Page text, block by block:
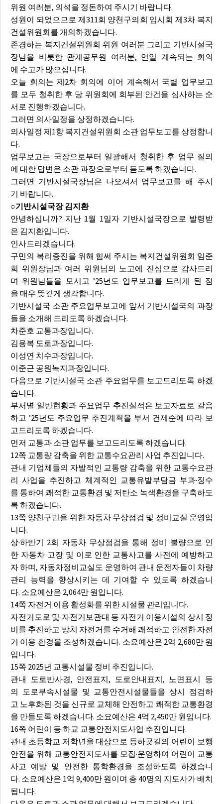
위원 여러분, 의석을 정돈하여 주시기 바랍니다.
성원이 되었으므로 제311회 양천구의회 임시회 제3차 복지
건설위원회를 개의하겠습니다.
존경하는 복지건설위원회 위원 여러분 그리고 기반시설국
장님을 비롯한 관계공무원 여러분, 연일 계속되는 회의
에 수고가 많으십니다.
오늘 회의는 제2차 회의에 이어 계속해서 국별 업무보고
를 모두 청취한 후 당 위원회에 회부된 안건을 심사하는 순
서로 진행하겠습니다.
그러면 의사일정을 상정하겠습니다.
의사일정 제1항 복지건설위원회 소관 업무보고를 상정합니
다.
업무보고는 국장으로부터 일괄해서 청취한 후 업무 질의
에 대한 답변은 소관 과장으로부터 듣도록 하겠습니다.
그러면 기반시설국장님은 나오셔서 업무보고를 해 주시
기 바랍니다.
○기반시설국장 김지환
안녕하십니까? 지난 1월 1일자 기반시설국장으로 발령받
은 김지환입니다.
인사드리겠습니다.
구민의 복리증진을 위해 힘써 주시는 복지건설위원회 임준
희 위원장님과 여러 위원님의 노고에 진심으로 감사드리
며 위원님들을 모시고 ’25년도 업무보고를 드리게 된 점
을 매우 뜻깊게 생각합니다.
기반시설국 소관 주요업무보고에 앞서 기반시설국의 과장
들을 소개해 드리도록 하겠습니다.
차준호 교통과장입니다.
김용복 도로과장입니다.
이성연 치수과장입니다.
이준근 공원녹지과장입니다.
다음으로 기반시설국 소관 주요업무를 보고드리도록 하겠
습니다.
부서별 일반현황과 주요업무 추진실적은 보고자료로 갈음
하고 ’25년도 주요업무 추진계획을 부서 건제순에 따라 보
고드리도록 하겠습니다.
먼저 교통과 소관 업무를 보고드리도록 하겠습니다.
12쪽 교통량 감축을 위한 교통수요관리 사업 추진입니다.
관내 기업체들의 자발적인 교통량 감축을 위한 교통수요관
리 사업을 추진하고 체계적인 교통유발부담금 부과·징수
를 통하여 쾌적한 교통환경 및 저탄소 녹색환경을 구축하도
록 하겠습니다.
13쪽 양천구민을 위한 자동차 무상점검 및 정비교실 운영입
니다.
상·하반기 2회 자동차 무상점검을 통해 정비 불량으로 인
한 자동차 고장 및 이로 인한 교통사고를 사전에 예방하고
자 하며, 자동차정비교실도 운영하여 관내 운전자들이 차량
관리 능력을 향상시키는 데 기여할 수 있도록 하겠습니
다. 소요예산은 2,064만 원입니다.
14쪽 자전거 이용 활성화를 위한 시설물 관리입니다.
자전거도로 및 자전거보관대 등 자전거 이용시설의 상시 정
비를 추진하고 방치 자전거를 수거해 쾌적하고 안전한 자전
거 이용 환경을 조성하겠습니다. 소요예산은 2억 2,680만 원
입니다.
15쪽 2025년 교통시설물 정비 추진입니다.
관내 도로반사경, 안전표지, 도로안내표지, 노면표시 등
의 도로부속시설물 및 교통안전시설물들을 상시 점검하
고 노후화된 것을 신규로 교체해 안전하고 쾌적한 교통환경
을 만들도록 하겠습니다. 소요예산은 4억 2,450만 원입니다.
16쪽 어린이 등·하교 교통안전지도사업 추진입니다.
관내 초등학교 저학년을 대상으로 등하굣길의 어린이 보행
안전을 위해 교통안전지도사를 모집·운영하여 어린이 교통
사고 예방 및 안전한 통학환경을 조성하도록 하겠습니
다. 소요예산은 1억 9,400만 원이며 총 40명의 지도사가 배치
됩니다.